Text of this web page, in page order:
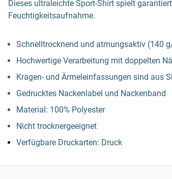
Dieses ultraleichte Sport-Shirt spielt
Feuchtigkeitsaufnahme.
Schnelltrocknend und atmungsaktiv (140
Hochwertige Verarbeitung mit doppelten
Kragen- und Ärmeleinfassungen sind aus
Gedrucktes Nackenlabel und Nackenband
Material: 100% Polyester
Nicht trocknergeeignet
Verfügbare Druckarten: Druck